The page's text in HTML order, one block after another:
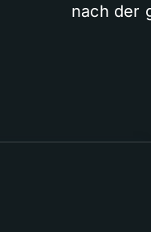
nach der